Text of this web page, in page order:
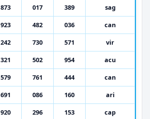
873 017 389
sag
923 482 036
can
242 730 571
vir
321 502 954
acu
579 761 444
can
691 086 160
ari
920 296 153
cap